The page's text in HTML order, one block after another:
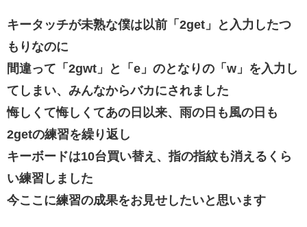
キータッチが未熟な僕は以前「2get」と入力したつ
もりなのに
間違って「2gwt」と「e」のとなりの「w」を入力し
てしまい、みんなからバカにされました
悔しくて悔しくてあの日以来、雨の日も風の日も
2getの練習を繰り返し
キーボードは10台買い替え、指の指紋も消えるくら
い練習しました
今ここに練習の成果をお見せしたいと思います